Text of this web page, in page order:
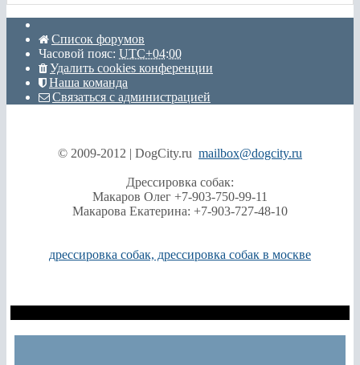
Список форумов
Часовой пояс: UTC+04:00
Удалить cookies конференции
Наша команда
Связаться с администрацией
© 2009-2012 | DogCity.ru mailbox@dogcity.ru
Дрессировка собак:
Макаров Олег +7-903-750-99-11
Макарова Екатерина: +7-903-727-48-10
дрессировка собак, дрессировка собак в москве